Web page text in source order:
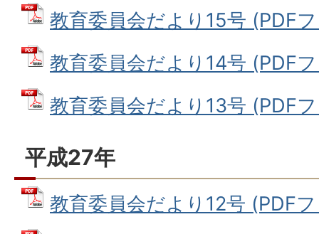
教育委員会だより15号 (PDF
教育委員会だより14号 (PDF
教育委員会だより13号 (PDF
平成27年
教育委員会だより12号 (PDF